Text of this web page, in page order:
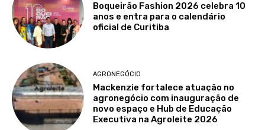
Boqueirão Fashion 2026 celebra 10
anos e entra para o calendário
oficial de Curitiba
AGRONEGÓCIO
Mackenzie fortalece atuação no
agronegócio com inauguração de
novo espaço e Hub de Educação
Executiva na Agroleite 2026